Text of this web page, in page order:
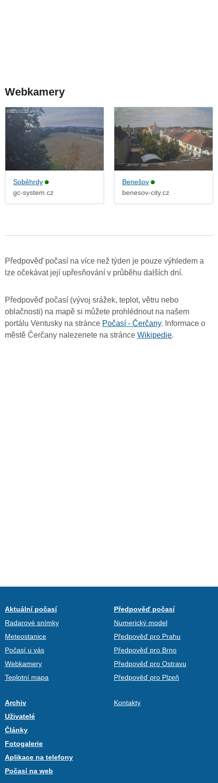
Webkamery
Soběhrdy
gc-system.cz
Benešov
benesov-city.cz
Předpověď počasí na více než týden je pouze výhledem a
lze očekávat její upřesňování v průběhu dalších dní.
Předpověď počasí (vývoj srážek, teplot, větru nebo
oblačnosti) na mapě si můžete prohlédnout na našem
portálu Ventusky na stránce Počasí - Čerčany. Informace o
městě Čerčany nalezenete na stránce Wikipedie.
Aktuální počasí
Radarové snímky
Meteostanice
Počasí u vás
Webkamery
Teplotní mapa
Předpověď počasí
Numerický model
Předpověď pro Prahu
Předpověď pro Brno
Předpověď pro Ostravu
Předpověď pro Plzeň
Archiv
Uživatelé
Články
Fotogalerie
Aplikace na telefony
Počasí na web
Kontakty